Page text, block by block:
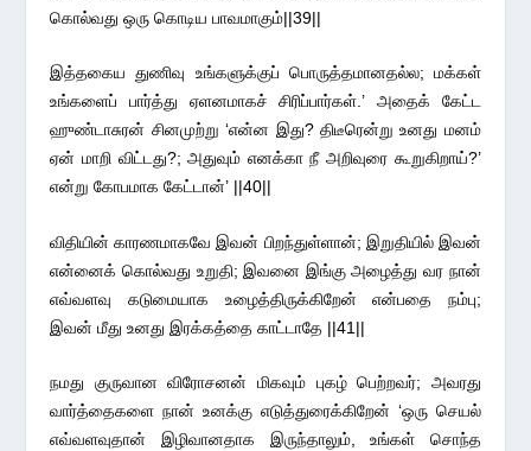
கொல்வது ஒரு கொடிய பாவமாகும்||39||
இத்தகைய துணிவு உங்களுக்குப் பொருத்தமானதல்ல; மக்கள்
உங்களைப் பார்த்து ஏளனமாகச் சிரிப்பார்கள்.’ அதைக் கேட்ட
ஹுண்டாசுரன் சினமுற்று ‘என்ன இது? திடீரென்று உனது மனம்
ஏன் மாறி விட்டது?; அதுவும் எனக்கா நீ அறிவுரை கூறுகிறாய்?’
என்று கோபமாக கேட்டான்’ ||40||
விதியின் காரணமாகவே இவன் பிறந்துள்ளான்; இறுதியில் இவன்
என்னைக் கொல்வது உறுதி; இவனை இங்கு அழைத்து வர நான்
எவ்வளவு கடுமையாக உழைத்திருக்கிறேன் என்பதை நம்பு;
இவன் மீது உனது இரக்கத்தை காட்டாதே ||41||
நமது குருவான விரோசனன் மிகவும் புகழ் பெற்றவர்; அவரது
வார்த்தைகளை நான் உனக்கு எடுத்துரைக்கிறேன் ‘ஒரு செயல்
எவ்வளவுதான் இழிவானதாக இருந்தாலும், உங்கள் சொந்த